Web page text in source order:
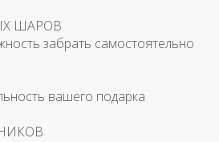
ШАРОВ
забрать самостоятельно
вашего подарка